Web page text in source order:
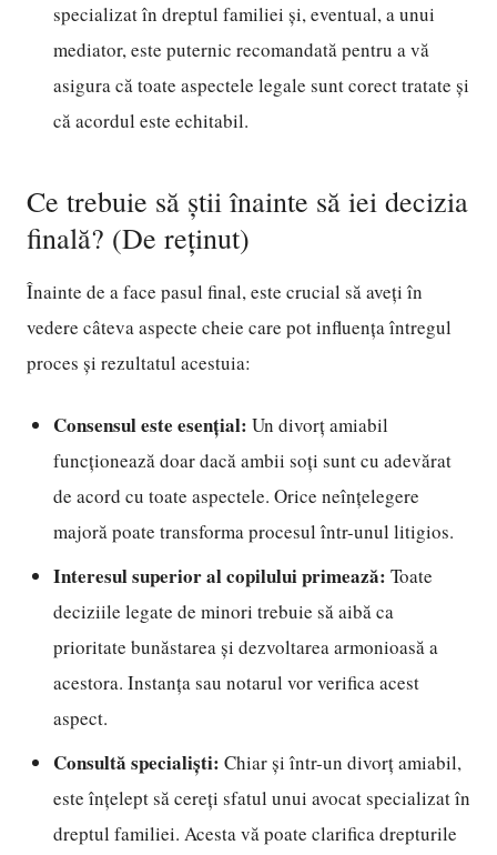
specializat în dreptul familiei și, eventual, a unui
mediator, este puternic recomandată pentru a vă
asigura că toate aspectele legale sunt corect tratate și
că acordul este echitabil.
Ce trebuie să știi înainte să iei decizia
finală? (De reținut)
Înainte de a face pasul final, este crucial să aveți în
vedere câteva aspecte cheie care pot influența întregul
proces și rezultatul acestuia:
Consensul este esențial: Un divorț amiabil
funcționează doar dacă ambii soți sunt cu adevărat
de acord cu toate aspectele. Orice neînțelegere
majoră poate transforma procesul într-unul litigios.
Interesul superior al copilului primează: Toate
deciziile legate de minori trebuie să aibă ca
prioritate bunăstarea și dezvoltarea armonioasă a
acestora. Instanța sau notarul vor verifica acest
aspect.
Consultă specialiști: Chiar și într-un divorț amiabil,
este înțelept să cereți sfatul unui avocat specializat în
dreptul familiei. Acesta vă poate clarifica drepturile